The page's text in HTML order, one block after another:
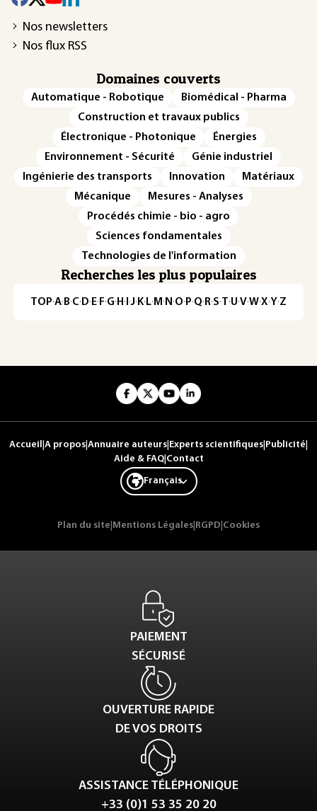
Nos newsletters
Nos flux RSS
Domaines couverts
Automatique - Robotique
Biomédical - Pharma
Construction et travaux publics
Électronique - Photonique
Énergies
Environnement - Sécurité
Génie industriel
Ingénierie des transports
Innovation
Matériaux
Mécanique
Mesures - Analyses
Procédés chimie - bio - agro
Sciences fondamentales
Technologies de l'information
Recherches les plus populaires
TOP·A·B·C· D· E· F·G· H · ·J· K· L· M · N ·O· P·Q· R·S·T·U·V·W·X·Y·Z
Accueil A propos Annuaire auteurs Experts scientifiques Publicité
Aide & FAQ| Contact
Français
Plan du site Mentions Légales RGPD Cookies
PAIEMENT
SÉCURISÉ
OUVERTURE RAPIDE
DE VOS DROITS
ASSISTANCE TÉLÉPHONIQUE
+33 (0)1 53 35 20 20